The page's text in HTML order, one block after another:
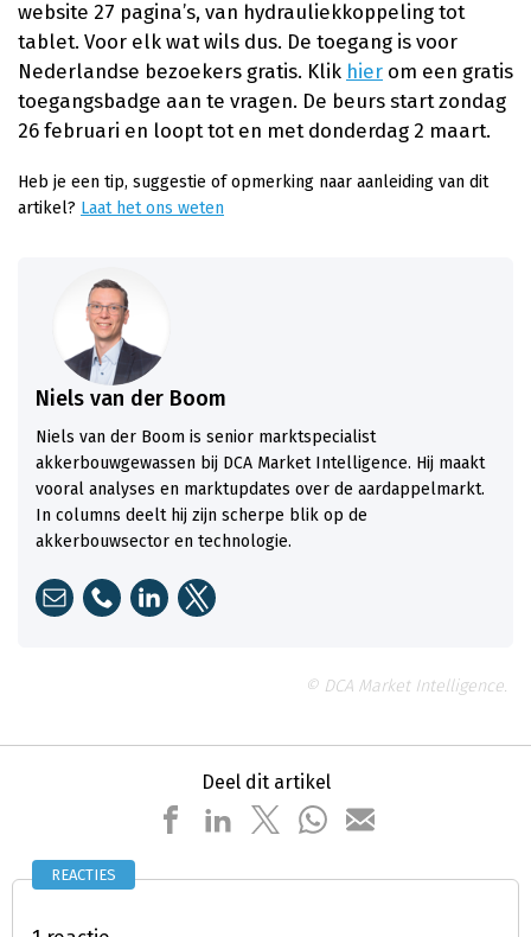
website 27 pagina’s, van hydrauliekkoppeling tot
tablet. Voor elk wat wils dus. De toegang is voor
Nederlandse bezoekers gratis. Klik hier om een gratis
toegangsbadge aan te vragen. De beurs start zondag
26 februari en loopt tot en met donderdag 2 maart.
Heb je een tip, suggestie of opmerking naar aanleiding van dit
artikel? Laat het ons weten
Niels van der Boom
Niels van der Boom is senior marktspecialist
akkerbouwgewassen bij DCA Market Intelligence. Hij maakt
vooral analyses en marktupdates over de aardappelmarkt.
In columns deelt hij zijn scherpe blik op de
akkerbouwsector en technologie.
© DCA Market Intelligence.
Deel dit artikel
REACTIES